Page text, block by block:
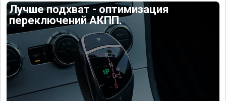
Лучше подхват - оптимизация
переключений АКПП.